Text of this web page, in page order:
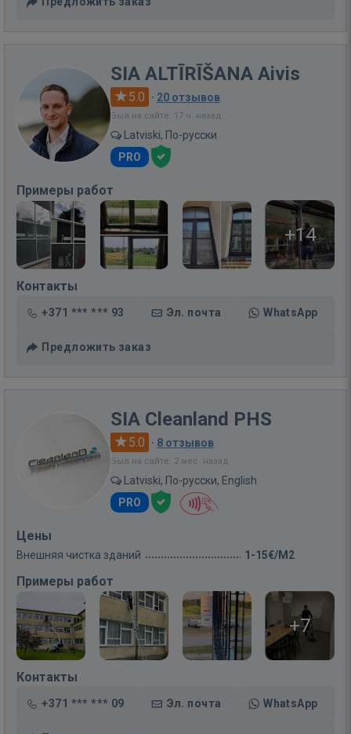
SIA ALTĪRĪŠANA Aivis
5.0 · 20 отзывов
Был на сайте: 17 ч. назад
Latviski, По-русски
PRO
Примеры работ
+14
Контакты
+371 *** *** 93 Эл. почта WhatsApp
Предложить заказ
SIA Cleanland PHS
5.0 · 8 отзывов
Был на сайте: 2 мес. назад
Latviski, По-русски, English
PRO
Цены
Внешняя чистка зданий 1-15€/M2
Примеры работ
+7
Контакты
+371 *** *** 09 Эл. почта WhatsApp